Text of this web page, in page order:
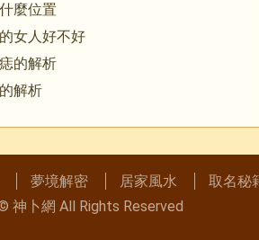
麼位置
女人好不好
的解析
解析
夢境解密 居家風水 取名秘
神卜網 All Rights Reserved